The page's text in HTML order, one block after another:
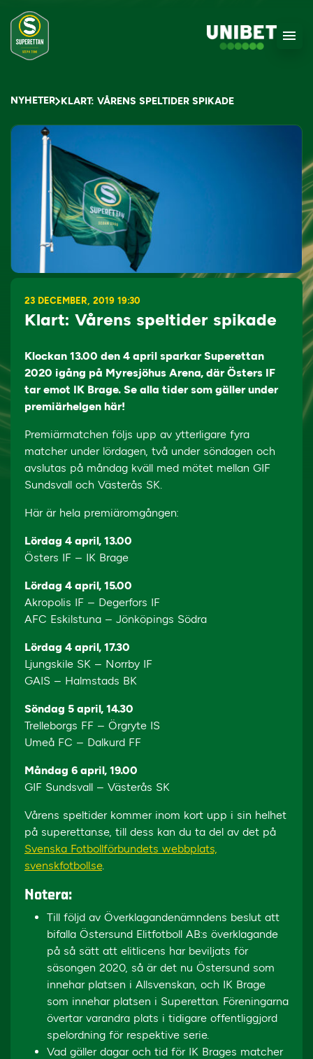
NYHETER KLART: VÅRENS SPELTIDER SPIKADE
23 DECEMBER, 2019 19:30
Klart: Vårens speltider spikade
Klockan 13.00 den 4 april sparkar Superettan
2020 igång på Myresjöhus Arena, där Östers IF
tar emot IK Brage. Se alla tider som gäller under
premiärhelgen här!
Premiärmatchen följs upp av ytterligare fyra
matcher under lördagen, två under söndagen och
avslutas på måndag kväll med mötet mellan GIF
Sundsvall och Västerås SK.
Här är hela premiäromgången:
Lördag 4 april, 13.00
Östers IF – IK Brage
Lördag 4 april, 15.00
Akropolis IF – Degerfors IF
AFC Eskilstuna – Jönköpings Södra
Lördag 4 april, 17.30
Ljungskile SK – Norrby IF
GAIS – Halmstads BK
Söndag 5 april, 14.30
Trelleborgs FF – Örgryte IS
Umeå FC – Dalkurd FF
Måndag 6 april, 19.00
GIF Sundsvall – Västerås SK
Vårens speltider kommer inom kort upp i sin helhet
på superettan.se, till dess kan du ta del av det på
Svenska Fotbollförbundets webbplats,
svenskfotboll.se.
Notera:
Till följd av Överklagandenämndens beslut att
bifalla Östersund Elitfotboll AB:s överklagande
på så sätt att elitlicens har beviljats för
säsongen 2020, så är det nu Östersund som
innehar platsen i Allsvenskan, och IK Brage
som innehar platsen i Superettan. Föreningarna
övertar varandra plats i tidigare offentliggjord
spelordning för respektive serie.
Vad gäller dagar och tid för IK Brages matcher